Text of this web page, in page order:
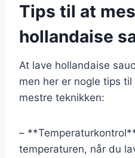
Tips til at
hollandaise
At lave hollandaise
men her er nogle tips
mestre teknikken:
–
temperaturen, når du